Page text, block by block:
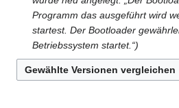
s
s
u
n
g
u
s
a
m
e
a
m
n
g
s
z
u
t
u
n
g
s
b
e
i
t
u
n
a
r
b
e
t
b
e
n
e
B
e
a
u
Programm das ausgeführt wird
startest. Der Bootloader
Betriebssystem startet.“